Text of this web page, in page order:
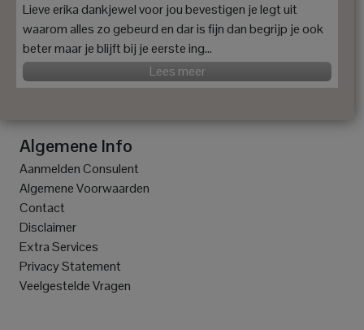
Lieve erika dankjewel voor jou bevestigen je legt uit
waarom alles zo gebeurd en dar is fijn dan begrijp je ook
beter maar je blijft bij je eerste ing...
Lees meer
Algemene Info
Aanmelden Consulent
Algemene Voorwaarden
Contact
Disclaimer
Extra Services
Privacy Statement
Veelgestelde Vragen